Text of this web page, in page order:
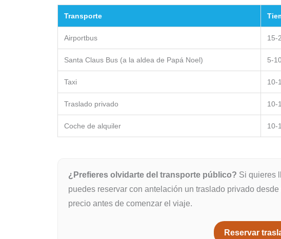
Transporte
Airportbus 15-
Santa Claus Bus (a la aldea de Papá Noel) 5-
Taxi 10-
Traslado privado 10-
Coche de alquiler 10-
¿Prefieres olvidarte del transporte público? Si quieres
puedes reservar con antelación un traslado privado
precio antes de comenzar el viaje.
Reservar